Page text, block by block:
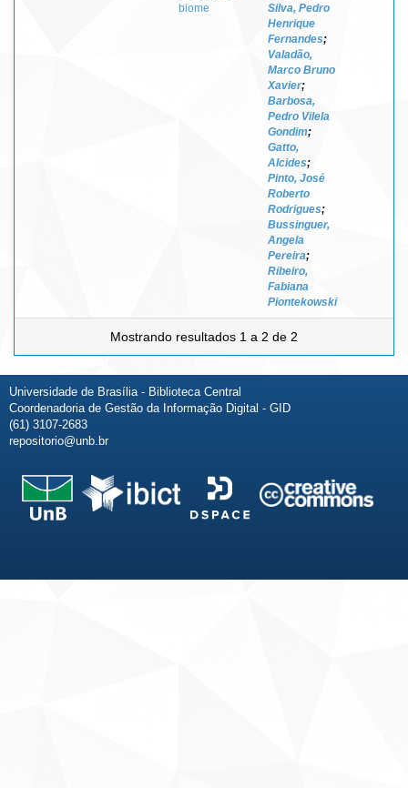
biome
Silva, Pedro
Henrique
Fernandes;
Valadão,
Marco Bruno
Xavier;
Barbosa,
Pedro Vilela
Gondim;
Gatto,
Alcides;
Pinto, José
Roberto
Rodrigues;
Bussinguer,
Angela
Pereira;
Ribeiro,
Fabiana
Piontekowski
Mostrando resultados 1 a 2 de 2
Universidade de Brasília - Biblioteca Central
Coordenadoria de Gestão da Informação Digital - GID
(61) 3107-2683
repositorio@unb.br